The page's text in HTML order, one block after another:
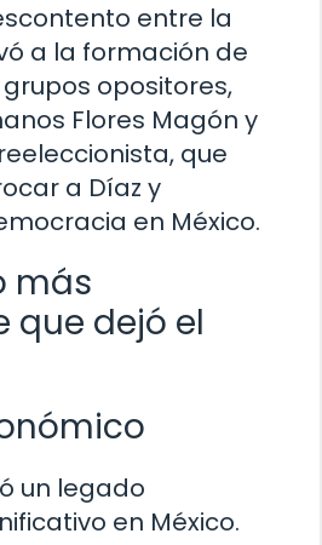
entre la
a la formación de
opositores,
Flores Magón y
que
a Díaz y
en México.
más
que dejó el
un legado
en México.